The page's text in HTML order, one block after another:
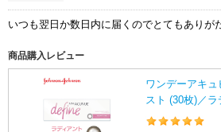
いつも翌日か数日内に届くのでとてもありが
商品購入レビュー
ワンデーアキ
スト (30枚)／